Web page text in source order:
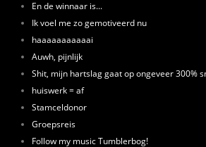
En de winnaar is...
Ik voel me zo gemotiveerd nu
haaaaaaaaaaai
Auwh, pijnlijk
Shit, mijn hartslag gaat op ongeveer 300%
huiswerk = af
Stamceldonor
Groepsreis
Follow my music Tumblerbog!